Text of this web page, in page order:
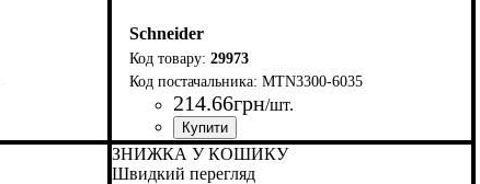
Schneider
29973
MTN3300-6035
214.66грн/шт.
Країна-виробник: Нiмеччина
Серія: Merten D-Life
ЗНИЖКА У КОШИКУ
Швидкий перегляд